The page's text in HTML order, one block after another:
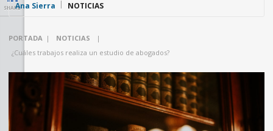
SHAREAna Sierra NOTICIAS
PORTADA | NOTICIAS
|
¿Cuáles trabajos realiza un estudio de abogados?